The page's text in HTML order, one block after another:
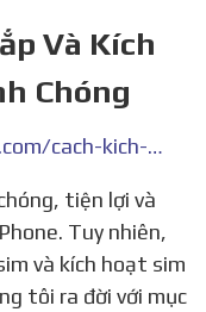
Và Kích
Chóng
https://thaymanhinhdanang.com/cach-kich-hoat-sim-ghep-iphone-4-5-6/
Tuy nhiên,
và kích hoạt sim
tôi ra đời với mục